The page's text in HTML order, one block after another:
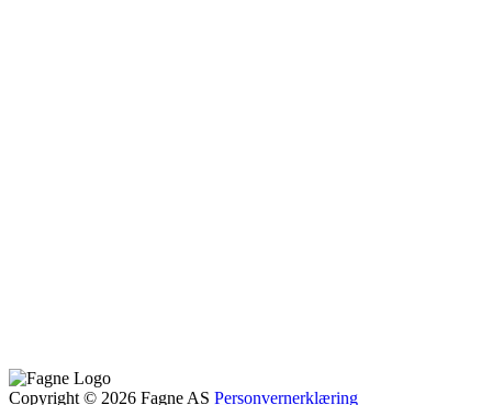
Copyright © 2026 Fagne AS Personvernerklæring